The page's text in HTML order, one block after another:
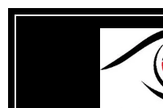
Skip
Secondary